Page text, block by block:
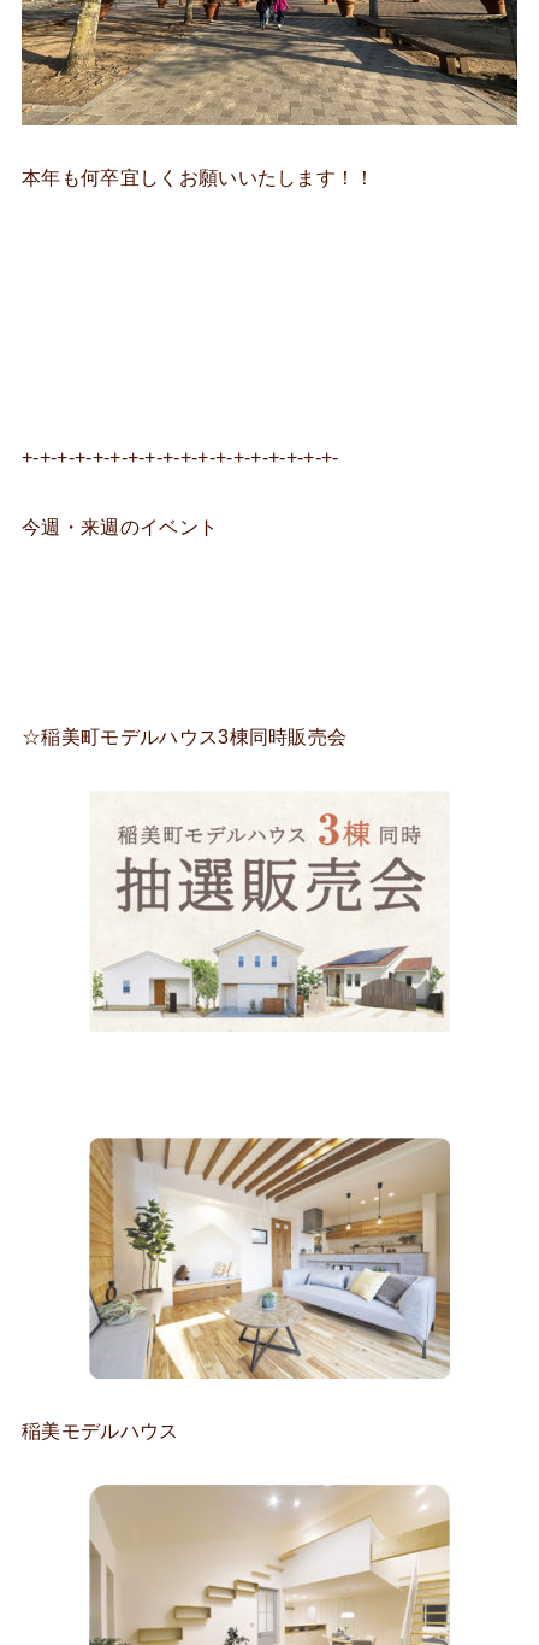
本年も何卒宜しくお願いいたします！！
+-+-+-+-+-+-+-+-+-+-+-+-+-+-+-+-+-+-
今週・来週のイベント
☆稲美町モデルハウス3棟同時販売会
稲美モデルハウス